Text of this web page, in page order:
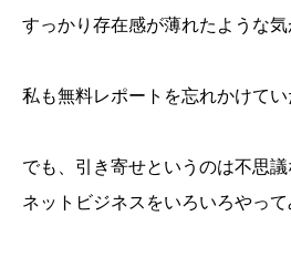
すっかり存在感が薄れたような気
私も無料レポートを忘れかけてい
でも、引き寄せというのは不思議
ネットビジネスをいろいろやって